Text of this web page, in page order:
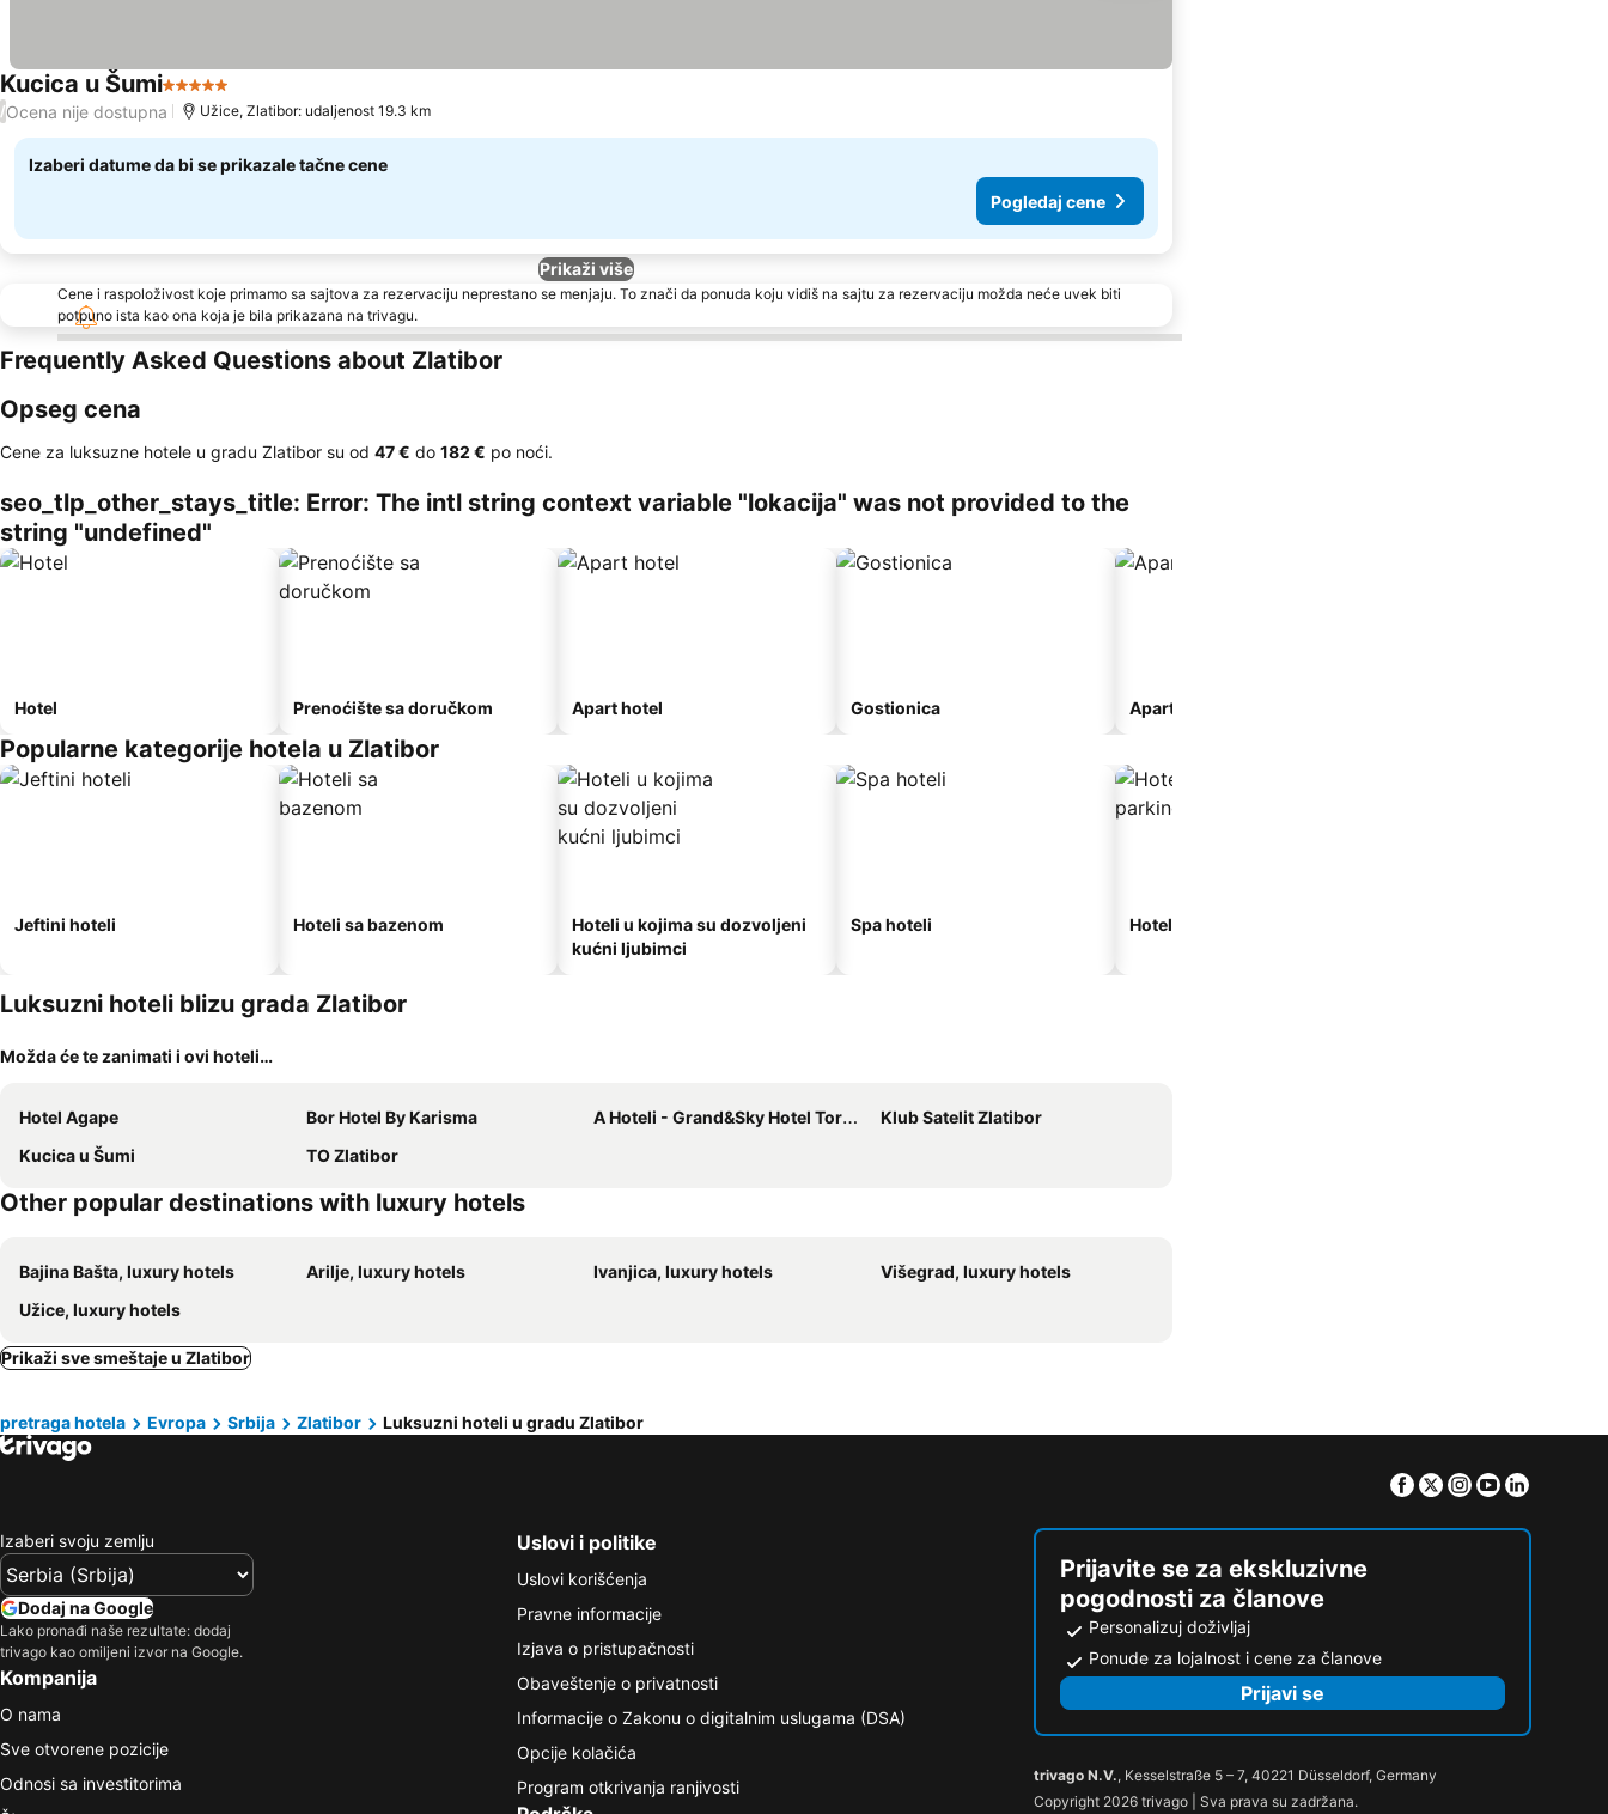
Kucica u Šumi5 Zvezdice
/Ocena nije dostupna Užice, Zlatibor: udaljenost 19.3 km
Izaberi datume da bi se prikazale tačne cene
Pogledaj cene
Prikaži više
Cene i raspoloživost koje primamo sa sajtova za rezervaciju neprestano se menjaju. To znači da ponuda koju vidiš na sajtu za rezervaciju možda neće uvek biti
potpuno ista kao ona koja je bila prikazana na trivagu.
Frequently Asked Questions about Zlatibor
Opseg cena
Cene za luksuzne hotele u gradu Zlatibor su od ‎47 € do ‎182 € po noći.
seo_tlp_other_stays_title: Error: The intl string context variable "lokacija" was not provided to the
string "undefined"
Hotel Prenoćište sa doručkom Apart hotel Gostionica Apart-hotel
Popularne kategorije hotela u Zlatibor
Jeftini hoteli Hoteli sa bazenom
Hoteli u kojima su dozvoljeni
kućni ljubimci
Spa hoteli Hoteli sa parkingom
Luksuzni hoteli blizu grada Zlatibor
Možda će te zanimati i ovi hoteli…
Hotel Agape Bor Hotel By Karisma A Hoteli - Grand&Sky Hotel Tornik
Klub Satelit Zlatibor
Kucica u Šumi
TO Zlatibor
Other popular destinations with luxury hotels
Bajina Bašta, luxury hotels Arilje, luxury hotels Ivanjica, luxury hotels
Višegrad, luxury hotels
Užice, luxury hotels
Prikaži sve smeštaje u Zlatibor
pretraga hotela Evropa Srbija Zlatibor Luksuzni hoteli u gradu Zlatibor
Facebook
TwitterInstagram
Youtube
Izaberi svoju zemlju
Dodaj na Google
Lako pronađi naše rezultate: dodaj
trivago kao omiljeni izvor na Google.
Kompanija
O nama
Sve otvorene pozicije
Odnosi sa investitorima
Uslovi i politike
Uslovi korišćenja
Pravne informacije
Izjava o pristupačnosti
Obaveštenje o privatnosti
Informacije o Zakonu o digitalnim uslugama (DSA)
Opcije kolačića
Program otkrivanja ranjivosti
Prijavite se za ekskluzivne
pogodnosti za članove
Personalizuj doživljaj
Ponude za lojalnost i cene za članove
Prijavi se
trivago N.V., Kesselstraße 5 – 7, 40221 Düsseldorf, Germany
Copyright 2026 trivago | Sva prava su zadržana.